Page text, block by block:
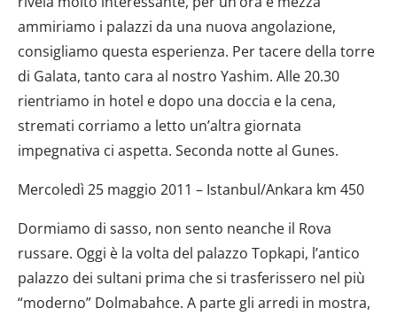
ammiriamo i palazzi da una nuova angolazione,
consigliamo questa esperienza. Per tacere della torre
di Galata, tanto cara al nostro Yashim. Alle 20.30
rientriamo in hotel e dopo una doccia e la cena,
stremati corriamo a letto un’altra giornata
impegnativa ci aspetta. Seconda notte al Gunes.
Mercoledì 25 maggio 2011 – Istanbul/Ankara km 450
Dormiamo di sasso, non sento neanche il Rova
russare. Oggi è la volta del palazzo Topkapi, l’antico
palazzo dei sultani prima che si trasferissero nel più
“moderno” Dolmabahce. A parte gli arredi in mostra,